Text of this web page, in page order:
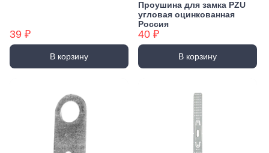
39 ₽
В корзину
Проушина для замка PZU
угловая оцинкованная
Россия
40 ₽
В корзину